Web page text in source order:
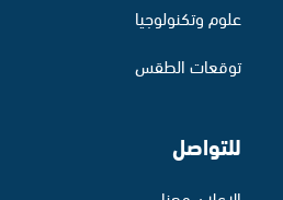
علوم وتكنولوجيا
توقعات الطقس
للتواصل